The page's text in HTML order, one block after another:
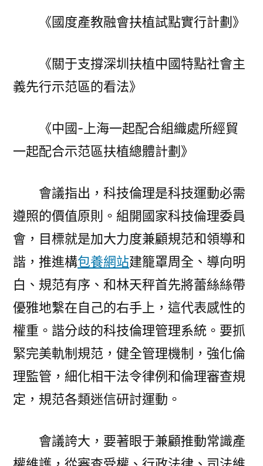
《國度產教融會扶植試點實行計劃》
《關于支撐深圳扶植中國特點社會主
義先行示范區的看法》
《中國-上海一起配合組織處所經貿
一起配合示范區扶植總體計劃》
會議指出，科技倫理是科技運動必需
遵照的價值原則。組開國家科技倫理委員
會，目標就是加大力度兼顧規范和領導和
諧，推進構包養網站建籠罩周全、導向明
白、規范有序、和林天秤首先將蕾絲絲帶
優雅地繫在自己的右手上，這代表感性的
權重。諧分歧的科技倫理管理系統。要抓
緊完美軌制規范，健全管理機制，強化倫
理監管，細化相干法令律例和倫理審查規
定，規范各類迷信研討運動。
會議誇大，要著眼于兼顧推動常識產